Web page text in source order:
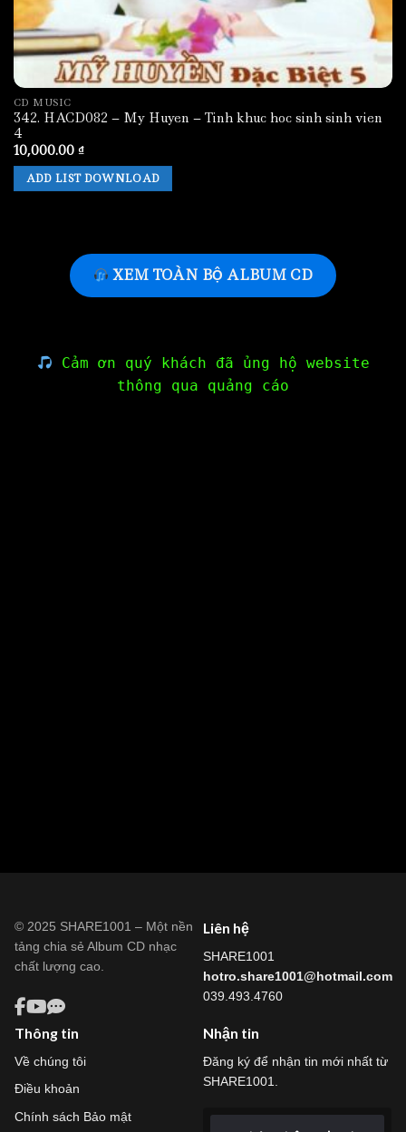
CD MUSIC
342. HACD082 – My Huyen – Tinh khuc hoc sinh sinh vien
4
10,000.00 ₫
ADD LIST DOWNLOAD
XEM TOÀN BỘ ALBUM CD
Cảm ơn quý khách đã ủng hộ website
thông qua quảng cáo
© 2025 SHARE1001 – Một nền
tảng chia sẻ Album CD nhạc
chất lượng cao.
Liên hệ
SHARE1001
hotro.share1001@hotmail.com
039.493.4760
Thông tin
Về chúng tôi
Điều khoản
Chính sách Bảo mật
Nhận tin
Đăng ký để nhận tin mới nhất từ
SHARE1001.